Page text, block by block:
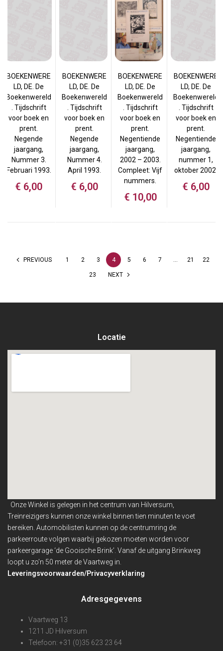
BOEKENWERE
LD, DE. De
Boekenwereld
. Tijdschrift
voor boek en
prent.
Negende
jaargang,
Nummer 3.
Februari 1993.
€ 6,00
BOEKENWERE
LD, DE. De
Boekenwereld
. Tijdschrift
voor boek en
prent.
Negende
jaargang,
Nummer 4.
April 1993.
€ 6,00
BOEKENWERE
LD, DE. De
Boekenwereld
. Tijdschrift
voor boek en
prent.
Negentiende
jaargang,
2002 – 2003.
Compleet: Vijf
nummers.
€ 10,00
BOEKENWERE
LD, DE. De
Boekenwereld
. Tijdschrift
voor boek en
prent.
Negentiende
jaargang,
nummer 1,
oktober 2002.
€ 6,00
PREVIOUS 1 2 3 4 5 6 7 … 21 22
23 NEXT
Locatie
Onze Winkel is gelegen in het centrum van Hilversum,
Treinreizigers kunnen onze winkel binnentien minuten te voet
bereiken. Automobilisten kunnen op de centrumring de
parkeerroute volgen waarbij gekozen moeten worden voor
parkeergarage ‘de Gooische Brink’. Vanaf de uitgang Brinkweg
loopt u zo’n 50 meter de Vaartweg in.
Leveringsvoorwaarden/Privacyverklaring
Adresgegevens
Vaartweg 13
1211 JD Hilversum
Telefoon: +31 (0)35 623 23 64